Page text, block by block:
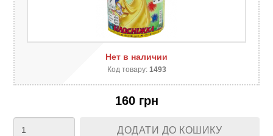
Нет в наличии
Код товару: 1493
160 грн
ДОДАТИ ДО КОШИКУ